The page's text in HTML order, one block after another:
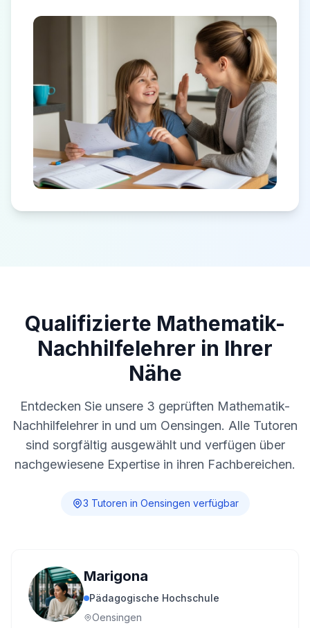
Qualifizierte Mathematik-
Nachhilfelehrer in Ihrer
Nähe
Entdecken Sie unsere 3 geprüften Mathematik-
Nachhilfelehrer in und um Oensingen. Alle Tutoren
sind sorgfältig ausgewählt und verfügen über
nachgewiesene Expertise in ihren Fachbereichen.
3 Tutoren in Oensingen verfügbar
Marigona
Pädagogische Hochschule
Oensingen